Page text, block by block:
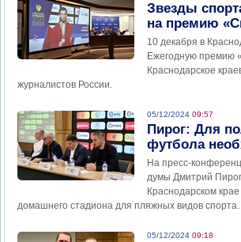
Звезды
на премию
10 декабря в
Ежегодную премию
Краснодарское
журналистов России.
05/12/2024 09:57
Пирог: Для
футбола
На пресс-
думы Дмитрий
Краснодарском
домашнего стадиона для пляжных видов спорта.
05/12/2024 09:18